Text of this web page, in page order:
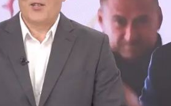
Pokretanje videa...